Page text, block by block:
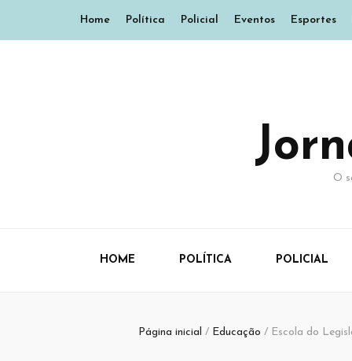
Home Política Policial Eventos Esportes
O
HOME POLÍTICA POLICIAL
Página inicial / Educação / Escola do